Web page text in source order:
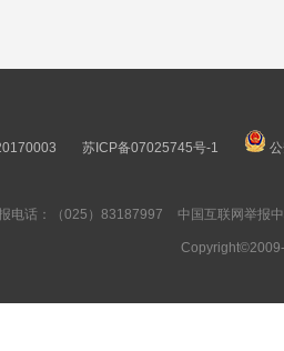
苏ICP备07025745号-1
电话：（025）83187997 中国互联网举报